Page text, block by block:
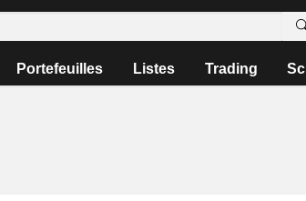
Portefeuilles Listes Trading